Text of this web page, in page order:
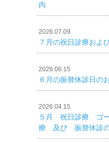
内
2026.07.09
７月の祝日診療およ
2026.06.15
６月の振替休診日の
2026.04.15
５月 祝日診療 ゴー
療 及び 振替休診の